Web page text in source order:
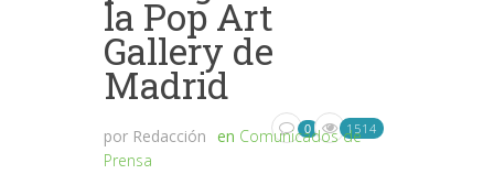
la Pop Art
Gallery de
Madrid
por Redacción en Comunicados de
Prensa
0 1514